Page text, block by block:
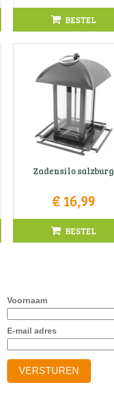
BESTEL
Zadensilo salzburg
€ 16,99
BESTEL
Voornaam
E-mail adres